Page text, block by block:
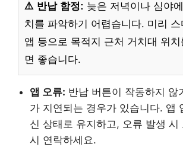
⚠️ 반납 함정: 늦은 저녁이나 심야
치를 파악하기 어렵습니다. 미리
앱 등으로 목적지 근처 거치대 위
면 좋습니다.
앱 오류: 반납 버튼이 작동하지 않
가 지연되는 경우가 있습니다. 앱
신 상태로 유지하고, 오류 발생 시
시 연락하세요.